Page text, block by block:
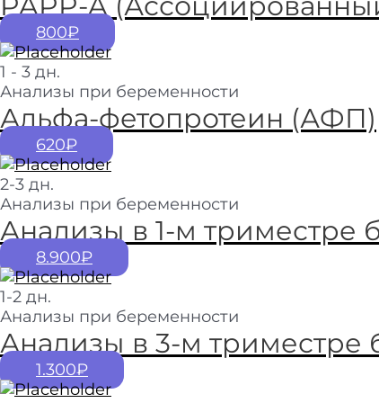
800₽
1 - 3 дн.
Анализы при беременности
Альфа-фетопротеин (АФП)
620₽
2-3 дн.
Анализы при беременности
Анализы в 1-м триместре
8.900₽
1-2 дн.
Анализы при беременности
Анализы в 3-м триместре
1.300₽